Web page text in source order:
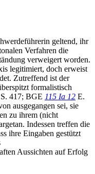
geltend, ihr
Verfahren die
verweigert worden.
legitimiert, doch erweist
Zutreffend ist der
formalistisch
417; BGE 115 Ia 12 E.
ausgegangen sei, sie
zu ihrem (nicht
Indessen treffen die
ihre Eingaben gestützt
Aussichten auf Erfolg